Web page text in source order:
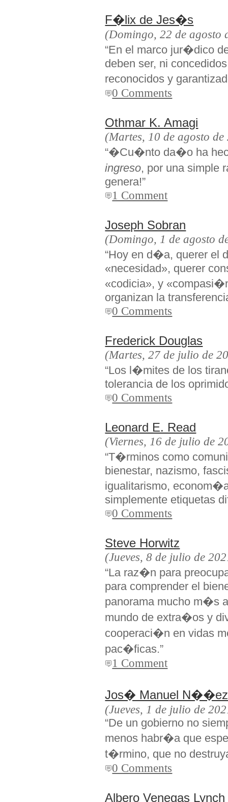
F�lix de Jes�s
(Domingo, 22 de agosto
“En el marco jur�dico
deben ser, ni
reconocidos y
0 Comments
Othmar K. Amagi
(Martes, 10 de agosto de
“�Cu�nto da�o ha
ingreso, por una simple
genera!”
1 Comment
Joseph Sobran
(Domingo, 1 de agosto
“Hoy en d�a, querer el
«necesidad», querer
«codicia», y
organizan la
0 Comments
Frederick Douglas
(Martes, 27 de julio de
“Los l�mites de los
tolerancia de los
0 Comments
Leonard E. Read
(Viernes, 16 de julio de
“T�rminos como
bienestar, nazismo,
igualitarismo,
simplemente etiquetas
0 Comments
Steve Horwitz
(Jueves, 8 de julio de
“La raz�n para
para comprender el
panorama mucho m�s
mundo de extra�os y
cooperaci�n en vidas
pac�ficas.”
1 Comment
Jos� Manuel N��ez
(Jueves, 1 de julio de
“De un gobierno no
menos habr�a que
t�rmino, que no
0 Comments
Albero Venegas Lynch